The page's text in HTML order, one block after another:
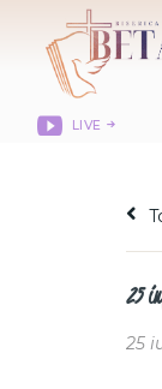
LIVE
25
25